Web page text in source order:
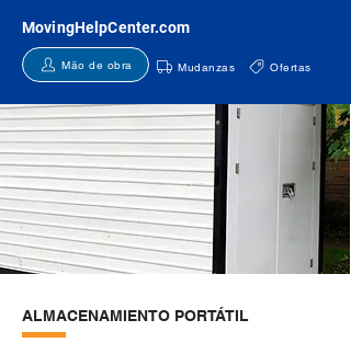
MovingHelpCenter.com
Mão de obra Mudanzas Ofertas
ALMACENAMIENTO PORTÁTIL